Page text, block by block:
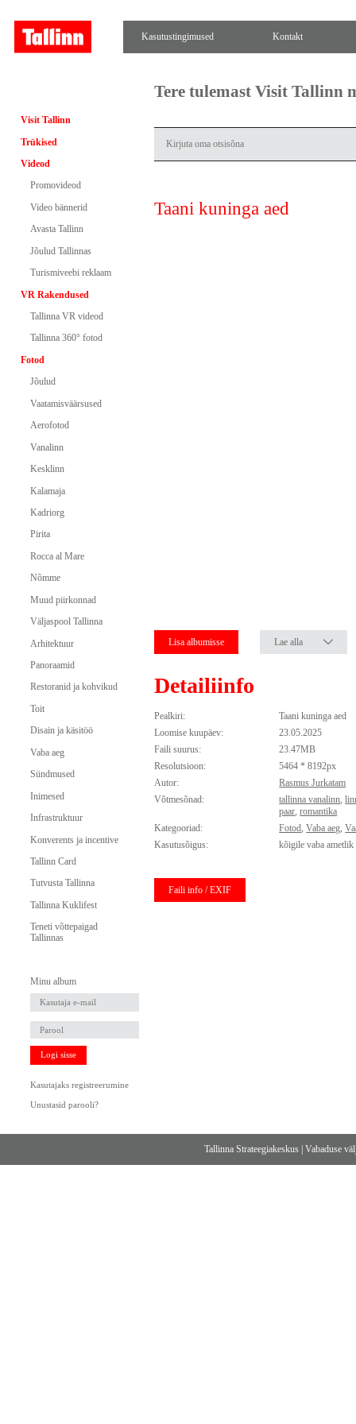
Kasutustingimused Kontakt
Visit Tallinn
Trükised
Videod
Promovideod
Video bännerid
Avasta Tallinn
Jõulud Tallinnas
Turismiveebi reklaam
VR Rakendused
Tallinna VR videod
Tallinna 360° fotod
Fotod
Jõulud
Vaatamisväärsused
Aerofotod
Vanalinn
Kesklinn
Kalamaja
Kadriorg
Pirita
Rocca al Mare
Nõmme
Muud piirkonnad
Väljaspool Tallinna
Arhitektuur
Panoraamid
Restoranid ja kohvikud
Toit
Disain ja käsitöö
Vaba aeg
Sündmused
Inimesed
Infrastruktuur
Konverents ja incentive
Tallinn Card
Tutvusta Tallinna
Tallinna Kuklifest
Teneti võttepaigad
Tallinnas
Minu album
Logi sisse
Kasutajaks registreerumine
Unustasid parooli?
Tere tulemast Visit Tallinn
Taani kuninga aed
Lisa albumisse Lae alla
Detailiinfo
Pealkiri:
Taani kuninga aed
Loomise kuupäev:
23.05.2025
Faili suurus:
23.47MB
Resolutsioon:
5464 * 8192px
Autor:
Rasmus Jurkatam
Võtmesõnad:
tallinna vanalinn,
paar,romantika
Kategooriad:
Fotod,Vaba aeg,
Kasutusõigus:
kõigile vaba
Faili info / EXIF
Tallinna Strateegiakeskus |Vabaduse